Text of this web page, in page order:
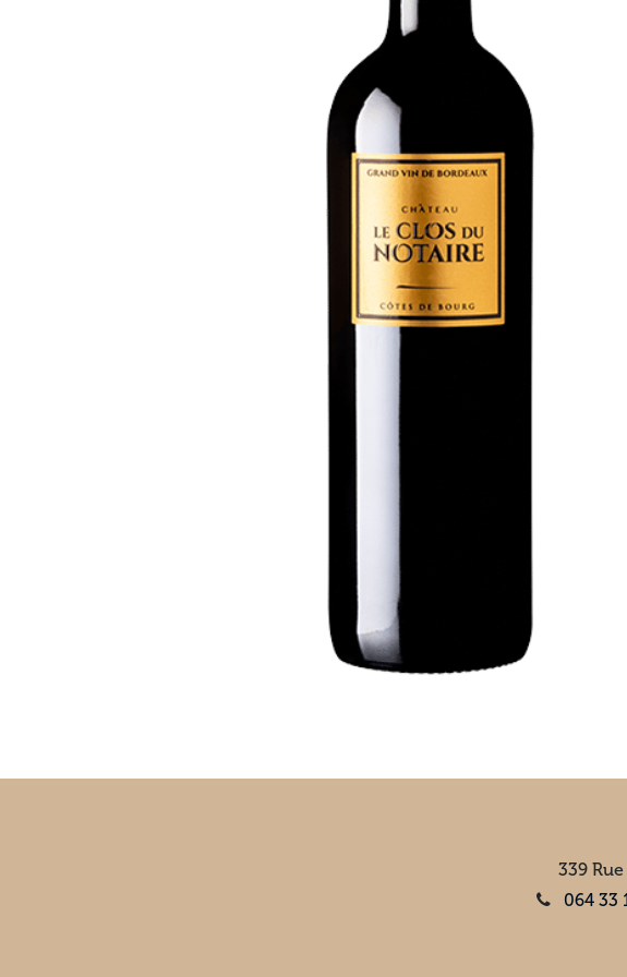
339
064 33